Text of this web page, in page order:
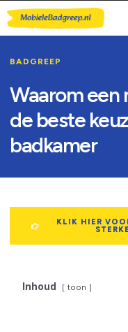
BADGREEP
Waarom een
de beste
badkamer
KLIK HIER
Inhoud toon